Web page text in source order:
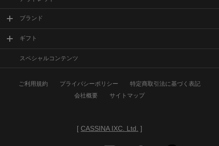
ブランド
ギフト
スペシャルコンテンツ
ご利用規約 プライバシーポリシー
特定商取引法に基づく表記
会社概要
サイトマップ
[ CASSINA IXC. Ltd. ]